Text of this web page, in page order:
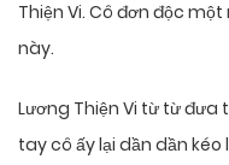
Thiện Vi. Cô đơn độc
này.
Lương Thiện Vi từ từ đưa
tay cô ấy lại dần dần kéo